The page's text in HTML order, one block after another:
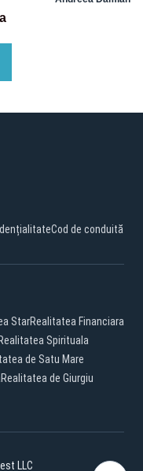
Cod de conduită
StarRealitatea Financiara
Realitatea Spirituala
de Satu Mare
Realitatea de Giurgiu
LLC